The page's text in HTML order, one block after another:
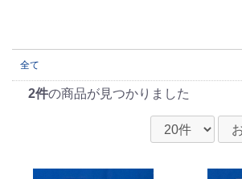
全て
2件の商品が見つかりました